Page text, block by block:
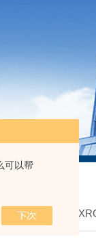
可以帮
中心> 德国